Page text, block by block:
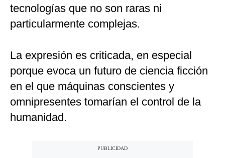
tecnologías que no son raras ni
particularmente complejas.
La expresión es criticada, en especial
porque evoca un futuro de ciencia ficción
en el que máquinas conscientes y
omnipresentes tomarían el control de la
humanidad.